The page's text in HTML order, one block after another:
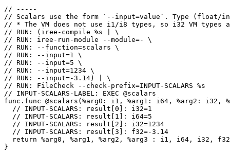
// -----
// Scalars use the form `--input=value`. Type (float/
// * The VM does not use i1/i8 types, so i32 VM types
// RUN: (iree-compile %s | \
// RUN: iree-run-module --module=- \
// RUN: --function=scalars \
// RUN: --input=1 \
// RUN: --input=5 \
// RUN: --input=1234 \
// RUN: --input=-3.14) | \
// RUN: FileCheck --check-prefix=INPUT-SCALARS %s
// INPUT-SCALARS-LABEL: EXEC @scalars
func.func @scalars(%arg0: i1, %arg1: i64, %arg2:
  // INPUT-SCALARS: result[0]: i32=1
  // INPUT-SCALARS: result[1]: i64=5
  // INPUT-SCALARS: result[2]: i32=1234
  // INPUT-SCALARS: result[3]: f32=-3.14
  return %arg0, %arg1, %arg2, %arg3 : i1, i64, i32, f32
}